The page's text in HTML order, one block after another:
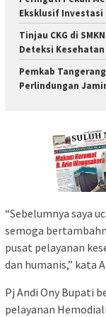
Eksklusif Investasi
Tinjau CKG di
Deteksi Kesehatan
Pemkab
Perlindungan
“Sebelumnya saya
semoga
pusat pelayanan
dan humanis,” kata
Pj Andi Ony Bupati
pelayanan